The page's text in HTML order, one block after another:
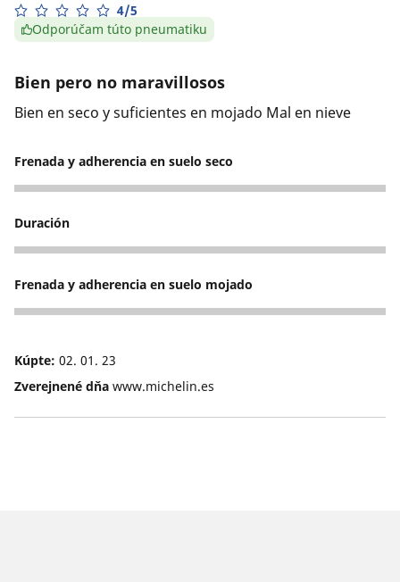
4/5
Odporúčam túto pneumatiku
Bien pero no maravillosos
Bien en seco y suficientes en mojado Mal en nieve
Frenada y adherencia en suelo seco
5
Duración
1
Frenada y adherencia en suelo mojado
3
Kúpte: 02. 01. 23
Zverejnené dňa www.michelin.es